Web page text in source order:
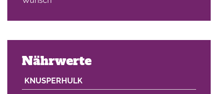
Nährwerte
KNUSPERHULK